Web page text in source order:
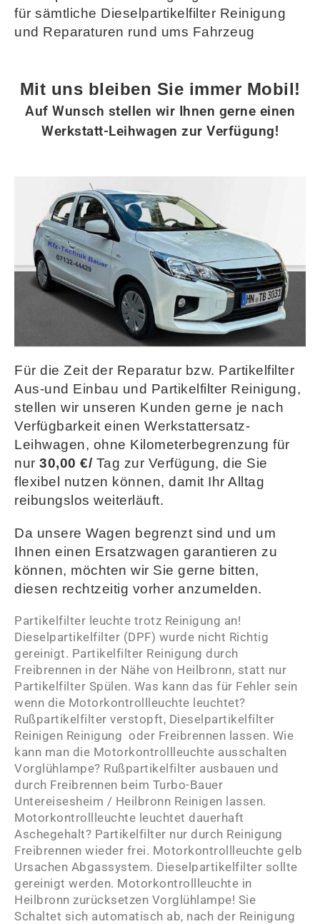
für sämtliche Dieselpartikelfilter Reinigung
und Reparaturen rund ums Fahrzeug
Mit uns bleiben Sie immer Mobil!
Auf Wunsch stellen wir Ihnen gerne einen
Werkstatt-Leihwagen zur Verfügung!
Für die Zeit der Reparatur bzw. Partikelfilter
Aus-und Einbau und Partikelfilter Reinigung,
stellen wir unseren Kunden gerne je nach
Verfügbarkeit einen Werkstattersatz-
Leihwagen, ohne Kilometerbegrenzung für
nur 30,00 €/ Tag zur Verfügung, die Sie
flexibel nutzen können, damit Ihr Alltag
reibungslos weiterläuft.
Da unsere Wagen begrenzt sind und um
Ihnen einen Ersatzwagen garantieren zu
können, möchten wir Sie gerne bitten,
diesen rechtzeitig vorher anzumelden.
Partikelfilter leuchte trotz Reinigung an!
Dieselpartikelfilter (DPF) wurde nicht Richtig
gereinigt. Partikelfilter Reinigung durch
Freibrennen in der Nähe von Heilbronn, statt nur
Partikelfilter Spülen. Was kann das für Fehler sein
wenn die Motorkontrollleuchte leuchtet?
Rußpartikelfilter verstopft, Dieselpartikelfilter
Reinigen Reinigung oder Freibrennen lassen. Wie
kann man die Motorkontrollleuchte ausschalten
Vorglühlampe? Rußpartikelfilter ausbauen und
durch Freibrennen beim Turbo-Bauer
Untereisesheim / Heilbronn Reinigen lassen.
Motorkontrollleuchte leuchtet dauerhaft
Aschegehalt? Partikelfilter nur durch Reinigung
Freibrennen wieder frei. Motorkontrollleuchte gelb
Ursachen Abgassystem. Dieselpartikelfilter sollte
gereinigt werden. Motorkontrollleuchte in
Heilbronn zurücksetzen Vorglühlampe! Sie
Schaltet sich automatisch ab, nach der Reinigung